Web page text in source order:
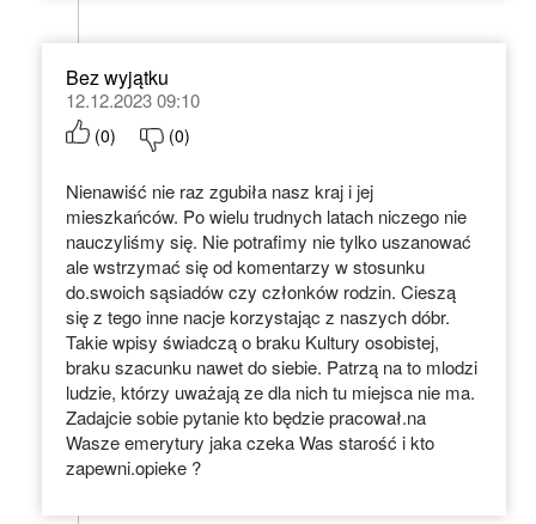
Bez wyjątku
12.12.2023 09:10
(0) (0)
Nienawiść nie raz zgubiła nasz kraj i jej
mieszkańców. Po wielu trudnych latach niczego nie
nauczyliśmy się. Nie potrafimy nie tylko uszanować
ale wstrzymać się od komentarzy w stosunku
do.swoich sąsiadów czy członków rodzin. Cieszą
się z tego inne nacje korzystając z naszych dóbr.
Takie wpisy świadczą o braku Kultury osobistej,
braku szacunku nawet do siebie. Patrzą na to mlodzi
ludzie, którzy uważają ze dla nich tu miejsca nie ma.
Zadajcie sobie pytanie kto będzie pracował.na
Wasze emerytury jaka czeka Was starość i kto
zapewni.opieke ?